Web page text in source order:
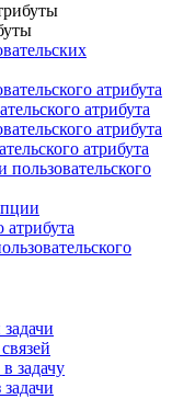
атрибута
атрибута
атрибута
атрибута
атрибута
задачу